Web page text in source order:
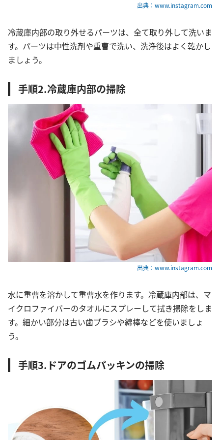
出典：www.instagram.com
冷蔵庫内部の取り外せるパーツは、全て取り外して洗いま
す。パーツは中性洗剤や重曹で洗い、洗浄後はよく乾かし
ましょう。
手順2.冷蔵庫内部の掃除
出典：www.instagram.com
水に重曹を溶かして重曹水を作ります。冷蔵庫内部は、マ
イクロファイバーのタオルにスプレーして拭き掃除をしま
す。細かい部分は古い歯ブラシや綿棒などを使いましょ
う。
手順3.ドアのゴムパッキンの掃除